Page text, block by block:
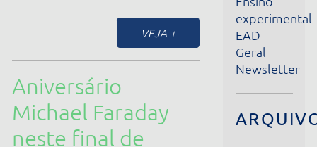
Michael Faraday
neste final de
setembro
12/09/2017
Geral
Newsletter
ARQUIVOS
Fevereiro
2017